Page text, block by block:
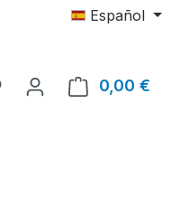
Español
Tienes 0 artículos en tu
0,00 €